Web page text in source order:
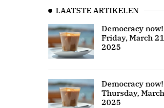
LAATSTE ARTIKELEN
Democracy
Friday, March
2025
Democracy
Thursday,
2025